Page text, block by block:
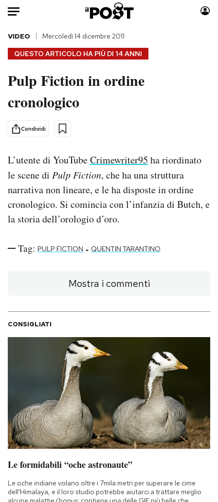
Auto
HOME
Italia
Politica
Tecnologia
Internet
Cultura
Economia
Sport
Moda
Europa
Altrecose
Mondiali calcio 2026
CALENDARIO
AREA PERSONALE
Area Personale
Newsletter
Notifiche mobile
Hai bisogno di aiuto?
Esci
QUESTO ARTICOLO HA PIÙ DI 14 ANNI
VIDEO Mercoledì 14 dicembre 2011
Pulp Fiction in ordine
cronologico
Condividi
L’utente di YouTubeCrimewriter95 ha riordinato
le scene di Pulp Fiction, che ha una struttura
narrativa non lineare, e le ha disposte in ordine
cronologico. Si comincia con l’infanzia di Butch, e
la storia dell’orologio d’oro.
Tag: PULP FICTION - QUENTIN TARANTINO
Mostra i commenti
CONSIGLIATI
Le formidabili “oche astronaute”
Le oche indiane volano oltre i 7mila metri per superare le cime
dell'Himalaya, e il loro studio potrebbe aiutarci a trattare meglio